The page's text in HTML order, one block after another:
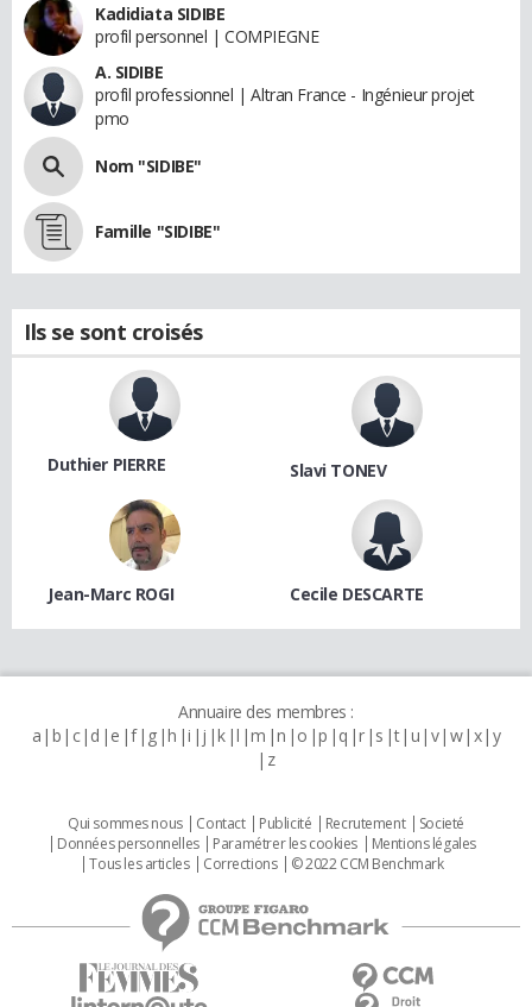
Kadidiata SIDIBE
profil personnel | COMPIEGNE
A. SIDIBE
profil professionnel | Altran France - Ingénieur projet
pmo
Nom "SIDIBE"
Famille "SIDIBE"
Ils se sont croisés
Duthier PIERRE Slavi TONEV
Jean-Marc ROGI Cecile DESCARTE
Annuaire des membres :
a b c d e f g h i j k l m n o p q r s t u v w x y
z
Qui sommes nous Contact Publicité Recrutement
Societé
Données personnelles
Paramétrer les cookies
Mentions légales
Tous les articles
Corrections © 2022 CCM Benchmark